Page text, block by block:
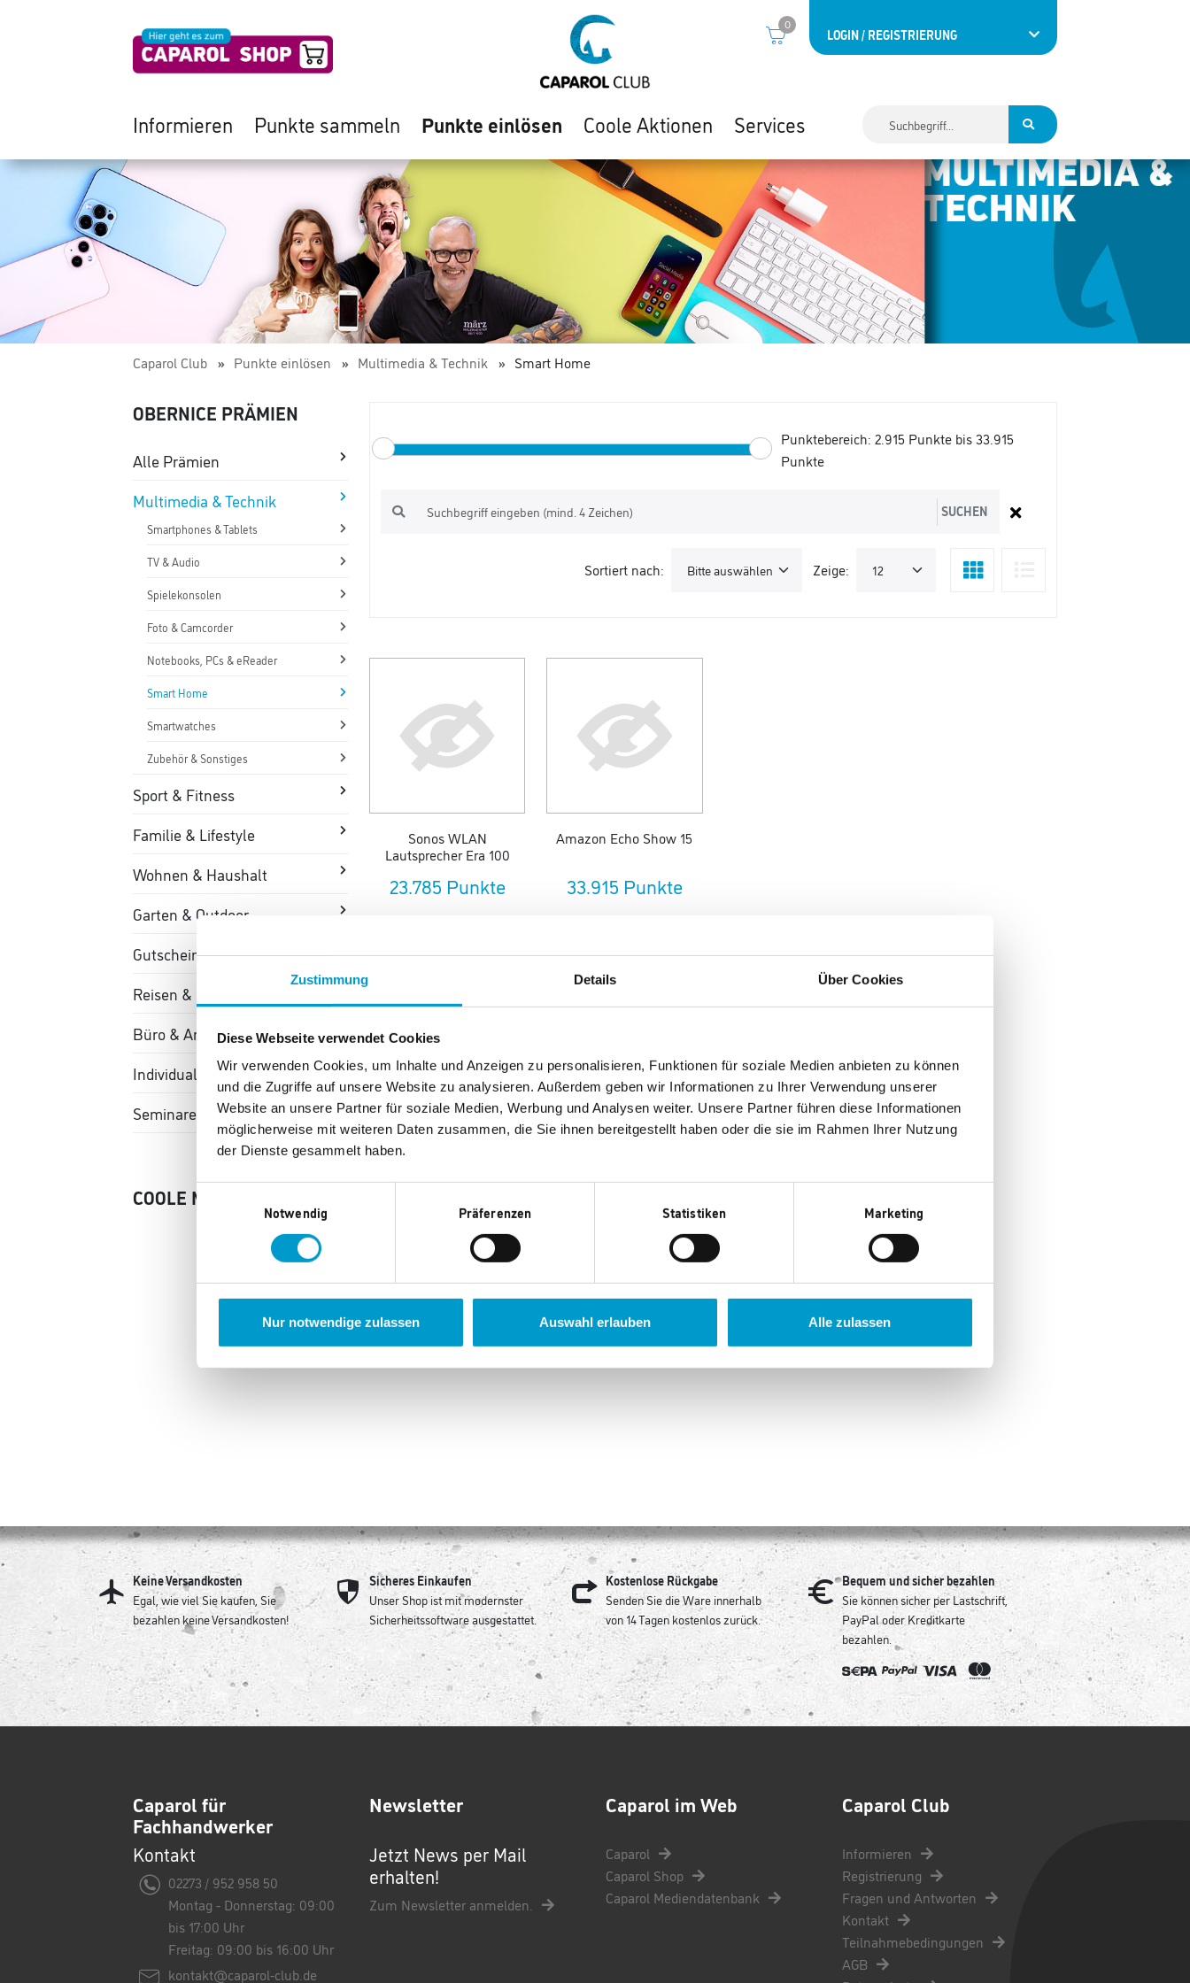
Zustimmung Details Über Cookies
Diese Webseite verwendet Cookies
Wir verwenden Cookies, um Inhalte und Anzeigen zu personalisieren, Funktionen für soziale Medien anbieten zu können
und die Zugriffe auf unsere Website zu analysieren. Außerdem geben wir Informationen zu Ihrer Verwendung unserer
Website an unsere Partner für soziale Medien, Werbung und Analysen weiter. Unsere Partner führen diese Informationen
möglicherweise mit weiteren Daten zusammen, die Sie ihnen bereitgestellt haben oder die sie im Rahmen Ihrer Nutzung
der Dienste gesammelt haben.
Einwilligungsauswahl
Notwendig Präferenzen Statistiken Marketing
Nur notwendige zulassen Auswahl erlauben Alle zulassen
0
LOGIN / REGISTRIERUNG
Informieren Punkte sammeln Punkte einlösen Coole Aktionen Services
Caparol Club Punkte einlösen Multimedia & Technik Smart Home
OBERNICE PRÄMIEN
Alle Prämien
Multimedia & Technik
Smartphones & Tablets
TV & Audio
Spielekonsolen
Foto & Camcorder
Notebooks, PCs & eReader
Smart Home
Smartwatches
Zubehör & Sonstiges
Sport & Fitness
Familie & Lifestyle
Wohnen & Haushalt
Garten & Outdoor
Gutscheine & Erlebniswelten
Reisen & Gepäck
Büro & Arbeitsmittel
Individualisierbare Prämien
Seminare
COOLE MARKEN
Punktebereich:2.915 Punkte bis 33.915
Punkte
SUCHEN
Sortiert nach: Zeige:
Sonos WLAN
Lautsprecher Era 100
23.785 Punkte
Amazon Echo Show 15
33.915 Punkte
‹ 1 2 ›
Keine Versandkosten
Egal, wie viel Sie kaufen, Sie
bezahlen keine Versandkosten!
Sicheres Einkaufen
Unser Shop ist mit modernster
Sicherheitssoftware ausgestattet.
Kostenlose Rückgabe
Senden Sie die Ware innerhalb
von 14 Tagen kostenlos zurück.
Bequem und sicher bezahlen
Sie können sicher per Lastschrift,
PayPal oder Kreditkarte
bezahlen.
Caparol für
Fachhandwerker
Kontakt
02273 / 952 958 50
Montag - Donnerstag: 09:00
bis 17:00 Uhr
Freitag: 09:00 bis 16:00 Uhr
kontakt@caparol-club.de
Newsletter
Jetzt News per Mail
erhalten!
Zum Newsletter anmelden.
Caparol im Web
Caparol
Caparol Shop
Caparol Mediendatenbank
Caparol Club
Informieren
Registrierung
Fragen und Antworten
Kontakt
Teilnahmebedingungen
AGB